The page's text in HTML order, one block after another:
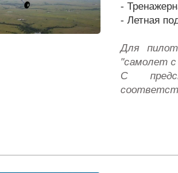
-
- Летная
Для
"самолет
С